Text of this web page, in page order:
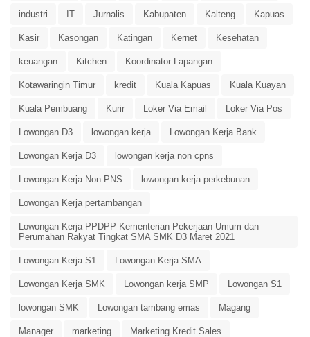
industri IT Jurnalis Kabupaten Kalteng Kapuas
Kasir Kasongan Katingan Kernet Kesehatan
keuangan Kitchen Koordinator Lapangan
Kotawaringin Timur kredit Kuala Kapuas Kuala Kuayan
Kuala Pembuang Kurir Loker Via Email Loker Via Pos
Lowongan D3 lowongan kerja Lowongan Kerja Bank
Lowongan Kerja D3 lowongan kerja non cpns
Lowongan Kerja Non PNS lowongan kerja perkebunan
Lowongan Kerja pertambangan
Lowongan Kerja PPDPP Kementerian Pekerjaan Umum dan
Perumahan Rakyat Tingkat SMA SMK D3 Maret 2021
Lowongan Kerja S1 Lowongan Kerja SMA
Lowongan Kerja SMK Lowongan kerja SMP Lowongan S1
lowongan SMK Lowongan tambang emas Magang
Manager marketing Marketing Kredit Sales